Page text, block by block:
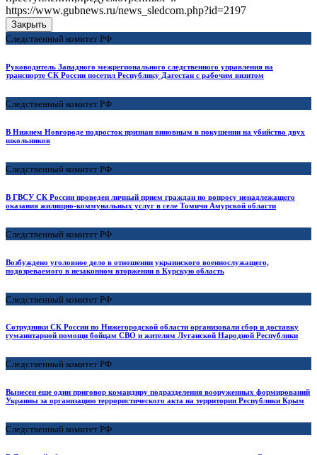
https://www.gubnews.ru/news_sledcom.php?id=2197
Закрыть
Следственный комитет РФ
Руководитель Западного межрегионального следственного управления на
транспорте СК России посетил Республику Дагестан с рабочим визитом
Следственный комитет РФ
В Нижнем Новгороде подросток признан виновным в покушении на убийство двух
школьников
Следственный комитет РФ
В ГВСУ СК России проведен личный прием граждан по вопросу ненадлежащего
оказания жилищно-коммунальных услуг в селе Томичи Амурской области
Следственный комитет РФ
Возбуждено уголовное дело в отношении украинского военнослужащего,
подозреваемого в незаконном вторжении в Курскую область
Следственный комитет РФ
Сотрудники СК России по Нижегородской области организовали сбор и доставку
гуманитарной помощи бойцам СВО и жителям Луганской Народной Республики
Следственный комитет РФ
Вынесен еще один приговор командиру подразделения вооруженных формирований
Украины за организацию террористического акта на территории Республики Крым
Следственный комитет РФ